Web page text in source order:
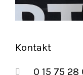
Kontakt
0 15 75 28